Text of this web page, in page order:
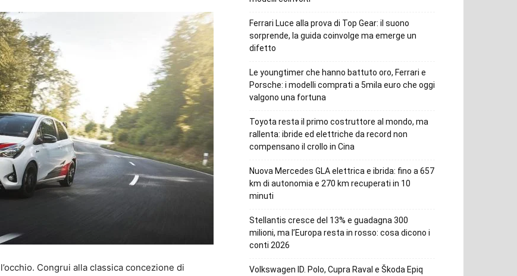
Congrui alla classica concezione di
Ferrari Luce alla prova di Top Gear: il suono
sorprende, la guida coinvolge ma emerge un
difetto
Le youngtimer che hanno battuto oro, Ferrari e
Porsche: i modelli comprati a 5mila euro che oggi
valgono una fortuna
Toyota resta il primo costruttore al mondo, ma
rallenta: ibride ed elettriche da record non
compensano il crollo in Cina
Nuova Mercedes GLA elettrica e ibrida: fino a 657
km di autonomia e 270 km recuperati in 10
minuti
Stellantis cresce del 13% e guadagna 300
milioni, ma l’Europa resta in rosso: cosa dicono i
conti 2026
Volkswagen ID. Polo, Cupra Raval e Škoda Epiq